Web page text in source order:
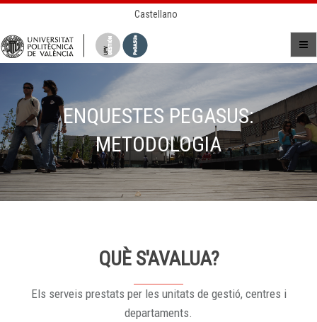
Castellano
ENQUESTES PEGASUS:
METODOLOGIA
QUÈ S'AVALUA?
Els serveis prestats per les unitats de gestió, centres i
departaments.